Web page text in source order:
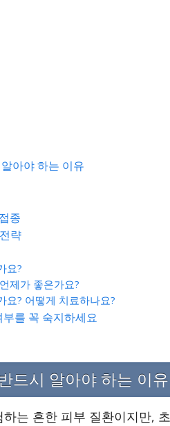
아야 하는 이유
종
략
요?
제가 좋은가요?
요? 어떻게 치료하나요?
를 꼭 숙지하세요
드시 알아야 하는 이유
는 흔한 피부 질환이지만,